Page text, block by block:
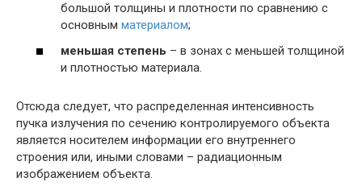
большой толщины и плотности по сравнению с
основным материалом;
меньшая степень – в зонах с меньшей толщиной
и плотностью материала.
Отсюда следует, что распределенная интенсивность
пучка излучения по сечению контролируемого объекта
является носителем информации его внутреннего
строения или, иными словами – радиационным
изображением объекта.